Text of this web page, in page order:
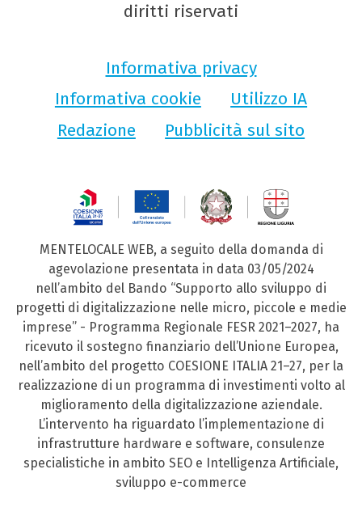
diritti riservati
Informativa privacy
Informativa cookie
Utilizzo IA
Redazione
Pubblicità sul sito
MENTELOCALE WEB, a seguito della domanda di
agevolazione presentata in data 03/05/2024
nell’ambito del Bando “Supporto allo sviluppo di
progetti di digitalizzazione nelle micro, piccole e medie
imprese” - Programma Regionale FESR 2021–2027, ha
ricevuto il sostegno finanziario dell’Unione Europea,
nell’ambito del progetto COESIONE ITALIA 21–27, per la
realizzazione di un programma di investimenti volto al
miglioramento della digitalizzazione aziendale.
L’intervento ha riguardato l’implementazione di
infrastrutture hardware e software, consulenze
specialistiche in ambito SEO e Intelligenza Artificiale,
sviluppo e-commerce